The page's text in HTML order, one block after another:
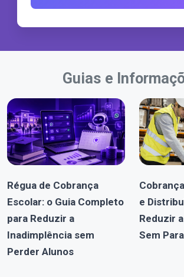
Guias e
Régua de Cobrança
Escolar: o Guia Completo
para Reduzir a
Inadimplência sem
Perder Alunos
e
Reduzir
Sem